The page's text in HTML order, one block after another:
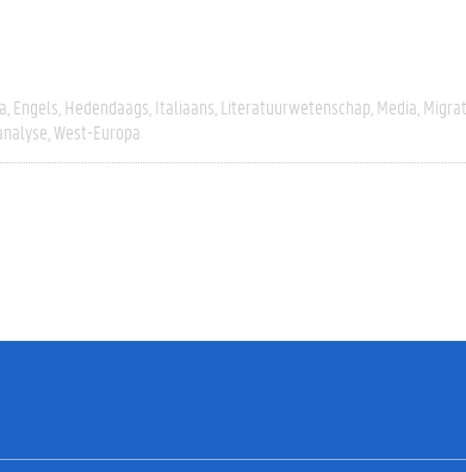
Engels Hedendaags Italiaans Literatuurwetenschap Media
West-Europa